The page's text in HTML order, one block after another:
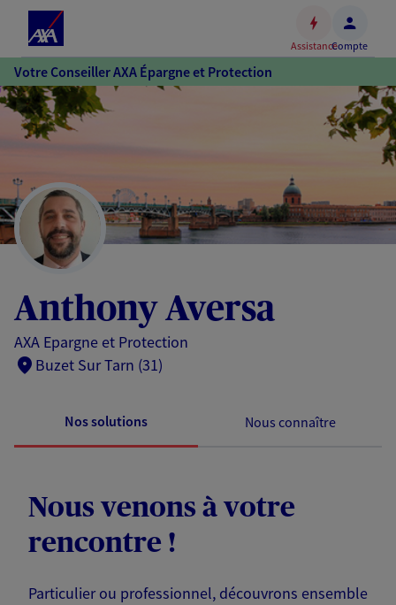
Accéder
au
de
page
AssistanceCompte
Votre Conseiller AXA Épargne et Protection
Anthony Aversa
AXA Epargne et Protection
Buzet Sur Tarn (31)
Nos solutions Nous connaître
Nous venons à votre
rencontre !
Particulier ou professionnel, découvrons ensemble